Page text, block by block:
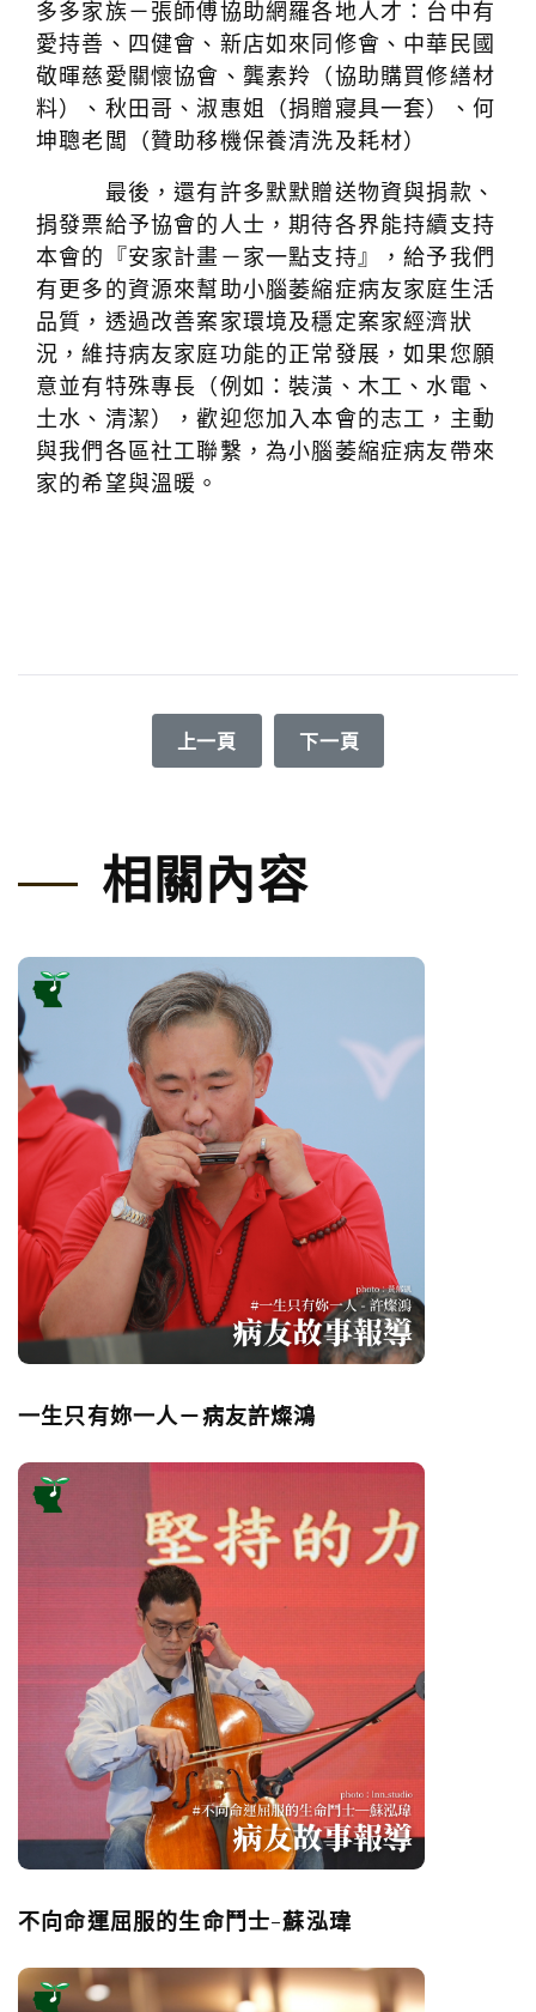
多多家族－張師傅協助網羅各地人才：台中有
愛持善、四健會、新店如來同修會、中華民國
敬暉慈愛關懷協會、龔素羚（協助購買修繕材
料）、秋田哥、淑惠姐（捐贈寢具一套）、何
坤聰老闆（贊助移機保養清洗及耗材）
最後，還有許多默默贈送物資與捐款、
捐發票給予協會的人士，期待各界能持續支持
本會的『安家計畫－家一點支持』，給予我們
有更多的資源來幫助小腦萎縮症病友家庭生活
品質，透過改善案家環境及穩定案家經濟狀
況，維持病友家庭功能的正常發展，如果您願
意並有特殊專長（例如：裝潢、木工、水電、
土水、清潔），歡迎您加入本會的志工，主動
與我們各區社工聯繫，為小腦萎縮症病友帶來
家的希望與溫暖。
上一篇文章: 小腦萎縮症－溫柔的鋼鐵爸
上一頁 下一篇文章: 我的大力士爸
下一頁
相關內容
一生只有妳一人－病友許燦鴻
不向命運屈服的生命鬥士-蘇泓瑋